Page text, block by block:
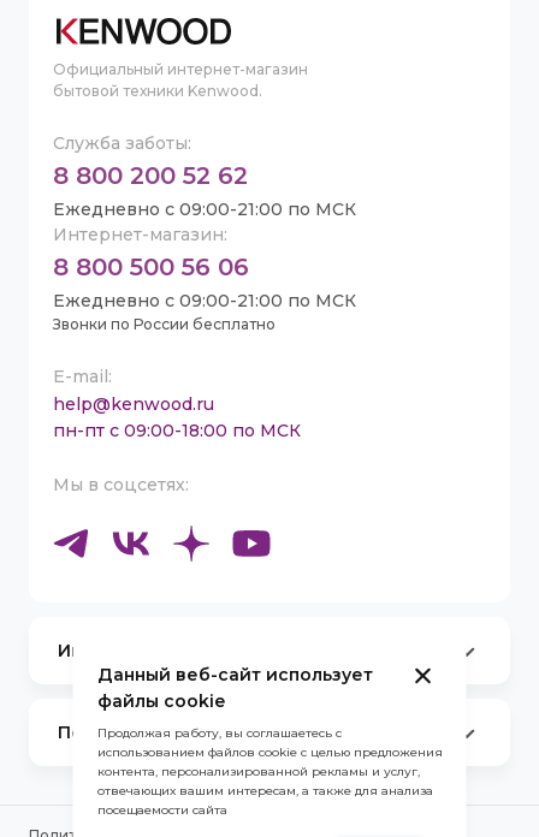
Официальный интернет-магазин
бытовой техники Kenwood.
E-mail:
help@kenwood.ru
пн-пт с 09:00-18:00 по МСК
Мы в соцсетях:
Служба заботы:
8 800 200 52 62
Ежедневно с 09:00-21:00 по МСК
Интернет-магазин:
8 800 500 56 06
Ежедневно с 09:00-21:00 по МСК
Звонки по России бесплатно
Информация
Партнеры
Сервисные центры
Каталог товаров
Контакты
Стать амбассадором Kenwood
Покупателям
Оплата и Доставка
Обмен и Возврат
Договор-оферта для юридических лиц
Данный веб-сайт использует
файлы cookie
Продолжая работу, вы соглашаетесь с
использованием файлов cookie с целью предложения
контента, персонализированной рекламы и услуг,
отвечающих вашим интересам, а также для анализа
посещаемости сайта